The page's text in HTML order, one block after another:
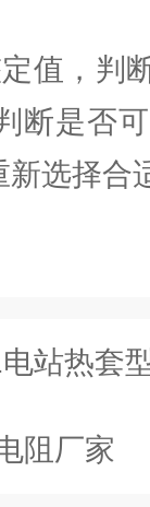
值，判
断是否
选择合
站热套
阻厂家